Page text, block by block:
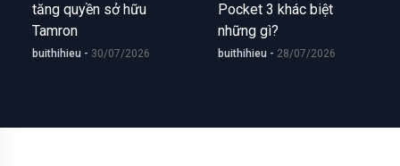
tăng quyền sở hữu
Tamron
buithihieu - 30/07/2026
Pocket 3 khác biệt
những gì?
buithihieu - 28/07/2026